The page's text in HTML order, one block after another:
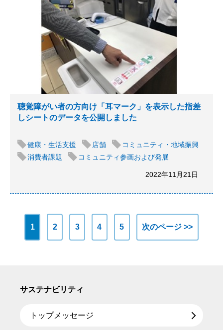
聴覚障がい者の方向け「耳マーク」を表示した指差
しシートのデータを公開しました
健康・生活支援 店舗
コミュニティ・地域振興
消費者課題
コミュニティ参画および発展
2022年11月21日
1 2 3 4 5 次のページ >>
サステナビリティ
トップメッセージ